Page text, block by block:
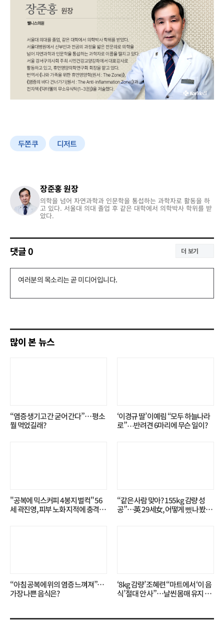
두쫀쿠 디저트
장준홍 원장
의학을 넘어 자연과학과 인문학을 통섭하는 과학자로 활동을 하
고 있다. 서울대 의대 졸업 후 같은 대학에서 의학박사 학위를 받
았다.
댓글0 더 보기
댓
기
많이 본 뉴스
“염증 생기고 간 굳어 간다”… 평소
뭘 먹었길래?
‘이경규 딸’ 이예림 “모두 하늘나라
로”⋯반려견 6마리에 무슨 일이?
"공복에 믹스커피 4봉지 벌컥" 56
세 곽진영, 피부 노화 지적에 충격…
“같은 사람 맞아? 155kg 감량 성
공”…英 29세女, 어떻게 뺐나 봤더
“아침 공복에 위의 염증 느껴져”…
가장 나쁜 음식은?
‘8kg 감량’ 조혜련 “마트에서 ‘이 음
식’ 절대 안 사”…날씬 몸매 유지 비